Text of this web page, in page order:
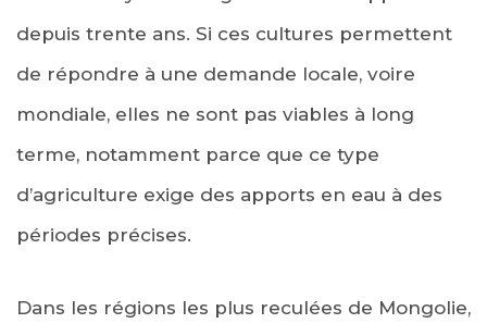
depuis trente ans. Si ces cultures permettent
de répondre à une demande locale, voire
mondiale, elles ne sont pas viables à long
terme, notamment parce que ce type
d’agriculture exige des apports en eau à des
périodes précises.
Dans les régions les plus reculées de Mongolie,